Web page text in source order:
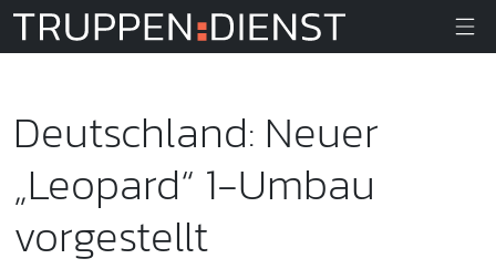
Truppendienst
Deutschland: Neuer
„Leopard“ 1-Umbau
vorgestellt